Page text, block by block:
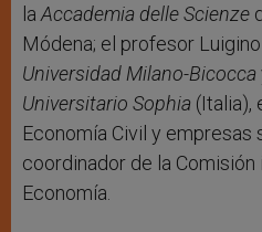
laAccademia delle Scienze
Módena; el profesor
Universidad Milano-Bicocca
Universitario Sophia (Italia),
Economía Civil y empresas
coordinador de la Comisión
Economía.